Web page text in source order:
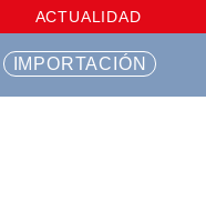
ACTUALIDAD
IMPORTACIÓN